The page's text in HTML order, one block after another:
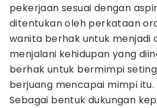
pekerjaan sesuai dengan
ditentukan oleh perkataan
wanita berhak untuk menjadi
menjalani kehidupan yang
berhak untuk bermimpi
berjuang mencapai mimpi itu.
Sebagai bentuk dukungan